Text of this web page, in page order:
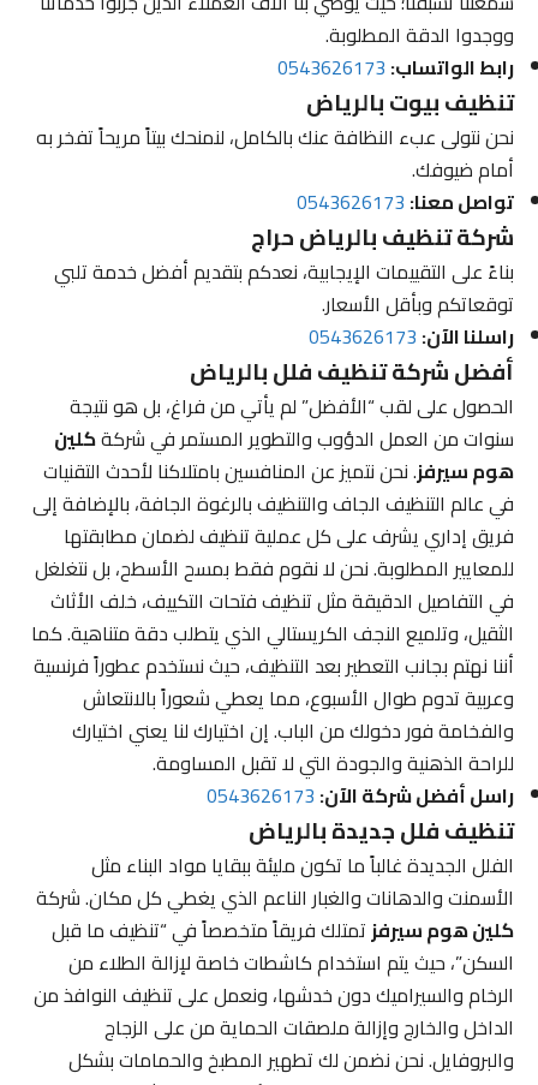
ووجدوا الدقة المطلوبة.
رابط الواتساب:0543626173
تنظيف بيوت بالرياض
نحن نتولى عبء النظافة عنك بالكامل، لنمنحك بيتاً مريحاً تفخر به
أمام ضيوفك.
تواصل معنا:0543626173
شركة تنظيف بالرياض حراج
بناءً على التقييمات الإيجابية، نعدكم بتقديم أفضل خدمة تلبي
توقعاتكم وبأقل الأسعار.
راسلنا الآن:0543626173
أفضل شركة تنظيف فلل بالرياض
الحصول على لقب “الأفضل” لم يأتي من فراغ، بل هو نتيجة
سنوات من العمل الدؤوب والتطوير المستمر في شركةكلين
هوم سيرفز. نحن نتميز عن المنافسين بامتلاكنا لأحدث التقنيات
في عالم التنظيف الجاف والتنظيف بالرغوة الجافة، بالإضافة إلى
فريق إداري يشرف على كل عملية تنظيف لضمان مطابقتها
للمعايير المطلوبة. نحن لا نقوم فقط بمسح الأسطح، بل نتغلغل
في التفاصيل الدقيقة مثل تنظيف فتحات التكييف، خلف الأثاث
الثقيل، وتلميع النجف الكريستالي الذي يتطلب دقة متناهية. كما
أننا نهتم بجانب التعطير بعد التنظيف، حيث نستخدم عطوراً فرنسية
وعربية تدوم طوال الأسبوع، مما يعطي شعوراً بالانتعاش
والفخامة فور دخولك من الباب. إن اختيارك لنا يعني اختيارك
للراحة الذهنية والجودة التي لا تقبل المساومة.
راسل أفضل شركة الآن:0543626173
تنظيف فلل جديدة بالرياض
الفلل الجديدة غالباً ما تكون مليئة ببقايا مواد البناء مثل
الأسمنت والدهانات والغبار الناعم الذي يغطي كل مكان. شركة
كلين هوم سيرفزتمتلك فريقاً متخصصاً في “تنظيف ما قبل
السكن”، حيث يتم استخدام كاشطات خاصة لإزالة الطلاء من
الرخام والسيراميك دون خدشها، ونعمل على تنظيف النوافذ من
الداخل والخارج وإزالة ملصقات الحماية من على الزجاج
والبروفايل. نحن نضمن لك تطهير المطبخ والحمامات بشكل